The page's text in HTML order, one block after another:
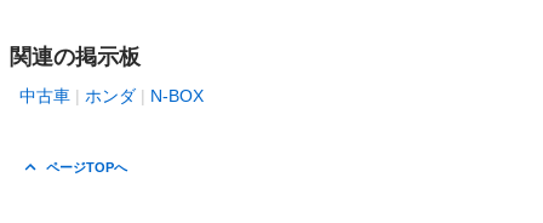
関連の掲示板
中古車 ホンダ N-BOX
ページTOPへ